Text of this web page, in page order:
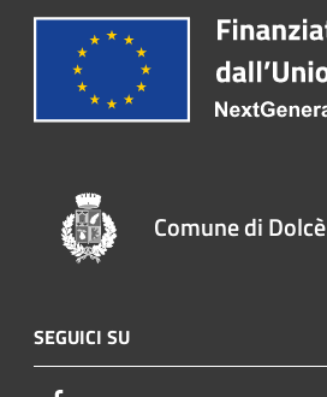
Comune di Dolcè
SEGUICI SU